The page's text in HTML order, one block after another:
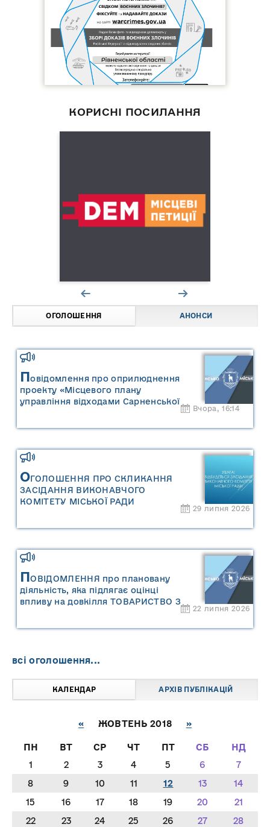
КОРИСНІ ПОСИЛАННЯ
ОГОЛОШЕННЯ АНОНСИ
Повідомлення про оприлюднення
проекту «Місцевого плану
управління відходами Сарненської
міської територіальної громади» та
управління відходами Сарненської
міської територіальної громади»
Вчора, 16:14
ОГОЛОШЕННЯ ПРО СКЛИКАННЯ
ЗАСІДАННЯ ВИКОНАВЧОГО
КОМІТЕТУ МІСЬКОЇ РАДИ
29 липня 2026
ПОВІДОМЛЕННЯ про плановану
діяльність, яка підлягає оцінці
впливу на довкілля ТОВАРИСТВО З
22 липня 2026
всі оголошення...
КАЛЕНДАР АРХІВ ПУБЛІКАЦІЙ
« ЖОВТЕНЬ 2018 »
ПН ВТ СР ЧТ ПТ СБ
НД
1
2 3 4 5 6
7
8
9 10 11 12 13
14
15
16 17 18 19 20
21
22
23 24 25 26 27
28